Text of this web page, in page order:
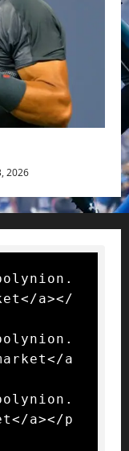
2026
a></
a
a></p